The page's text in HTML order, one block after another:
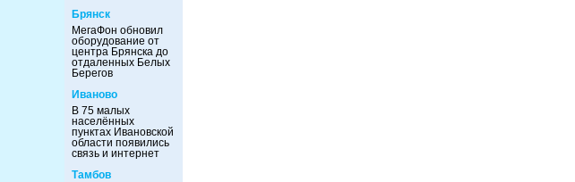
Брянск
МегаФон обновил
оборудование от
центра Брянска до
отдаленных Белых
Берегов
Иваново
В 75 малых
населённых
пунктах Ивановской
области появились
связь и интернет
Тамбов